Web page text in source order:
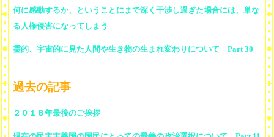
何に感動するか、ということにまで深く干渉し過ぎた場合には、単な
る人権侵害になってしまう
霊的、宇宙的に見た人間や生き物の生まれ変わりについて Part 30
過去の記事
２０１８年最後のご挨拶